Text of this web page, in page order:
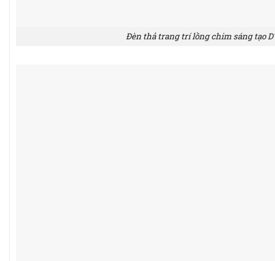
Đèn thả trang trí lồng chim sáng tạo